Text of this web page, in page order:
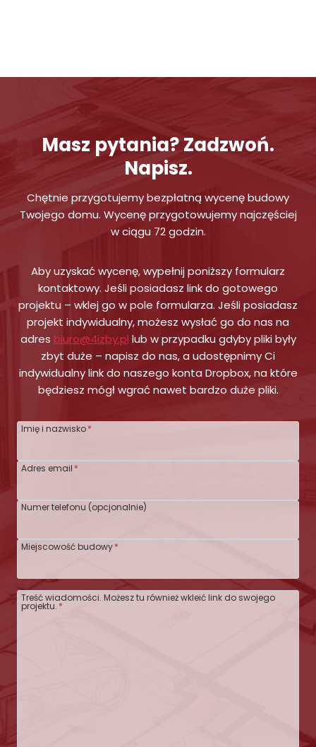
Masz pytania? Zadzwoń.
Napisz.
Chętnie przygotujemy bezpłatną wycenę budowy
Twojego domu. Wycenę przygotowujemy najczęściej
w ciągu 72 godzin.
Aby uzyskać wycenę, wypełnij poniższy formularz
kontaktowy. Jeśli posiadasz link do gotowego
projektu – wklej go w pole formularza. Jeśli posiadasz
projekt indywidualny, możesz wysłać go do nas na
adres biuro@4izby.pl lub w przypadku gdyby pliki były
zbyt duże – napisz do nas, a udostępnimy Ci
indywidualny link do naszego konta Dropbox, na które
będziesz mógł wgrać nawet bardzo duże pliki.
Imię i nazwisko*
Adres email *
Numer telefonu (opcjonalnie)
Miejscowość budowy*
Treść wiadomości. Możesz tu również wkleić link do swojego
projektu. *